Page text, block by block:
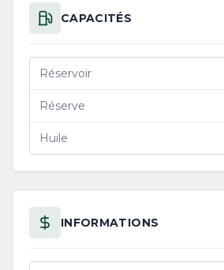
CAPACITÉS
Réservoir
Réserve
Huile
INFORMATIONS